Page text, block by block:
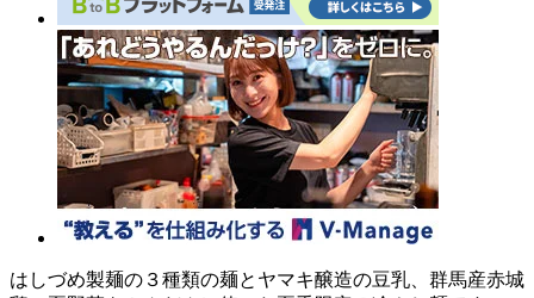
はしづめ製麺の３種類の麺とヤマキ醸造の豆乳、群馬産赤城